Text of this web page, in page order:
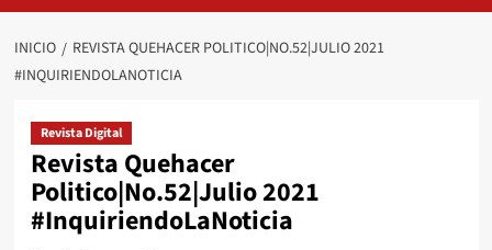
INICIO
REVISTA QUEHACER POLITICO|NO.52|JULIO 2021
#INQUIRIENDOLANOTICIA
Revista Digital
Revista Quehacer
Politico|No.52|Julio 2021
#InquiriendoLaNoticia